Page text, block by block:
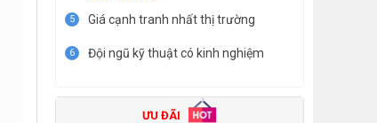
5 Giá cạnh tranh nhất thị trường
6 Đội ngũ kỹ thuật có kinh nghiệm
ƯU ĐÃI